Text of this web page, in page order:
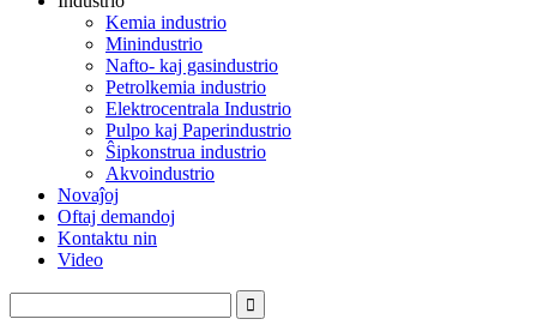
Kemia industrio
Minindustrio
Nafto- kaj gasindustrio
Petrolkemia industrio
Elektrocentrala Industrio
Pulpo kaj Paperindustrio
Ŝipkonstrua industrio
Akvoindustrio
Novaĵoj
Oftaj demandoj
Kontaktu nin
Video